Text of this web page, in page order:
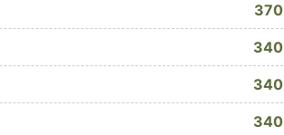
370
340
340
340